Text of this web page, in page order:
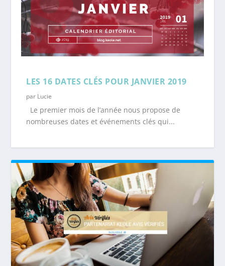
LES 16 DATES CLÉS POUR JANVIER 2019
par Lucie
Le premier mois de l’année nous propose de
nombreuses dates et événements clés qui...